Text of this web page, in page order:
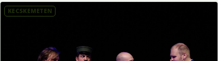
KECSKEMÉTEN